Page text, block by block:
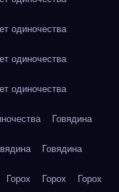
одиночества
одиночества
одиночества
Говядина
Говядина
Горох Горох Горох